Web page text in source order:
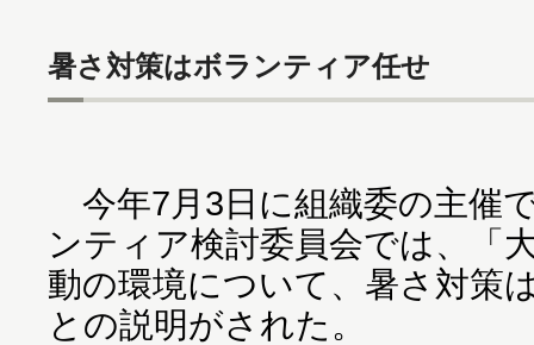
暑さ対策はボランティア任せ
今年7月3日に組織委の主催
ンティア検討委員会では、「
動の環境について、暑さ対策
との説明がされた。